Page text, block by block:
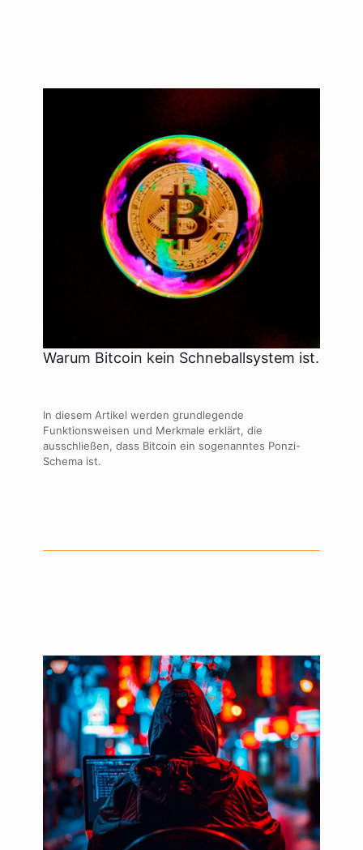
Warum Bitcoin kein Schneballsystem ist.
In diesem Artikel werden grundlegende
Funktionsweisen und Merkmale erklärt, die
ausschließen, dass Bitcoin ein sogenanntes Ponzi-
Schema ist.